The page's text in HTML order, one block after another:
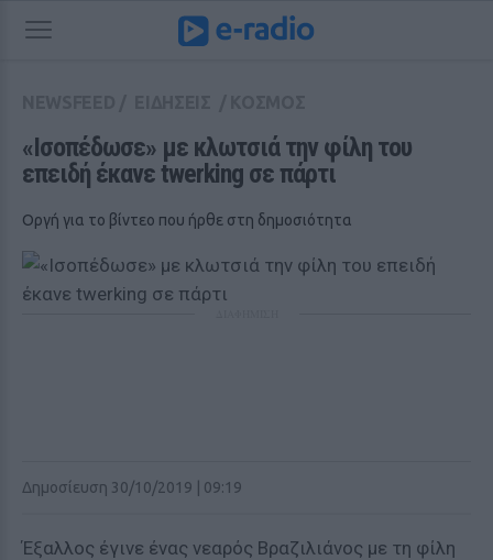
«Ισοπέδωσε» με κλωτσιά την φίλη του
επειδή έκανε twerking σε πάρτι
Οργή για το βίντεο που ήρθε στη δημοσιότητα
Δημοσίευση 30/10/2019 | 09:19
Έξαλλος έγινε ένας νεαρός Βραζιλιάνος με τη φίλη